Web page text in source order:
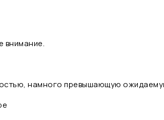
внимание.
намного превышающую